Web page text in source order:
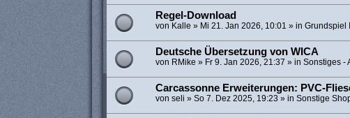
Regel-Download
von Kalle » Mi 21. Jan 2026, 10:01 » in Grundspiel II
Deutsche Übersetzung von WICA
von RMike » Fr 9. Jan 2026, 21:37 » in Sonstiges -
Carcassonne Erweiterungen: PVC-
von seli » So 7. Dez 2025, 19:23 » in Sonstige